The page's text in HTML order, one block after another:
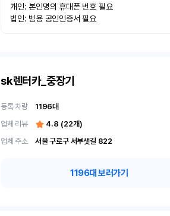
개인: 본인명의 휴대폰 번호 필요
법인: 범용 공인인증서 필요
sk렌터카_중장기
등록 차량 1196대
업체 리뷰
4.8 (22개)
업체 주소
서울 구로구 서부샛길 822
1196대 보러가기